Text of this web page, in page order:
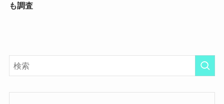
も調査